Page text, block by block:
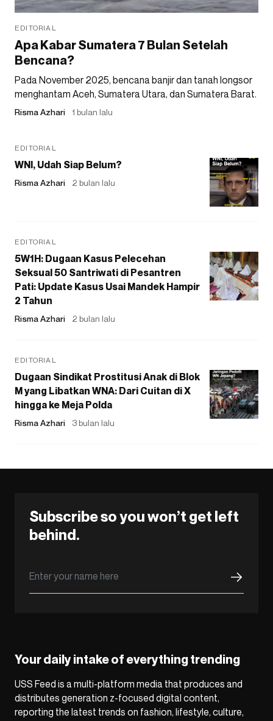
EDITORIAL
Apa Kabar Sumatera 7 Bulan Setelah
Bencana?
Pada November 2025, bencana banjir dan tanah longsor
menghantam Aceh, Sumatera Utara, dan Sumatera Barat.
Risma Azhari 1 bulan lalu
EDITORIAL
WNI, Udah Siap Belum?
Risma Azhari 2 bulan lalu
EDITORIAL
5W1H: Dugaan Kasus Pelecehan
Seksual 50 Santriwati di Pesantren
Pati: Update Kasus Usai Mandek Hampir
2 Tahun
Risma Azhari 2 bulan lalu
EDITORIAL
Dugaan Sindikat Prostitusi Anak di Blok
M yang Libatkan WNA: Dari Cuitan di X
hingga ke Meja Polda
Risma Azhari 3 bulan lalu
Subscribe so you won’t get left
behind.
Your daily intake of everything trending
USS Feed is a multi-platform media that produces and
distributes generation z-focused digital content,
reporting the latest trends on fashion, lifestyle, culture,